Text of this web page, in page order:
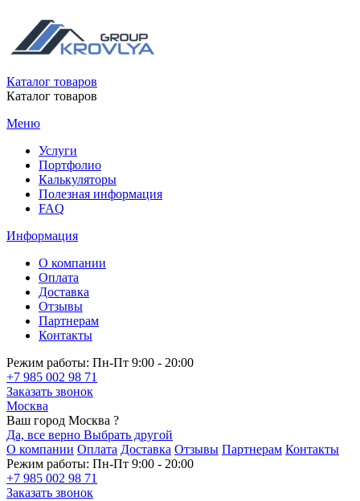
Каталог товаров
Каталог товаров
Меню
Услуги
Портфолио
Калькуляторы
Полезная информация
FAQ
Информация
О компании
Оплата
Доставка
Отзывы
Партнерам
Контакты
Режим работы: Пн-Пт 9:00 - 20:00
+7 985 002 98 71
Заказать звонок
Москва
Ваш город Москва ?
Да, все верно Выбрать другой
О компании Оплата Доставка Отзывы Партнерам Контакты
Режим работы: Пн-Пт 9:00 - 20:00
+7 985 002 98 71
Заказать звонок